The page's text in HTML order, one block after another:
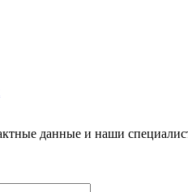
данные и наши